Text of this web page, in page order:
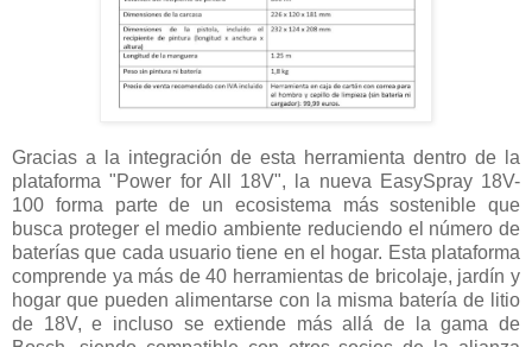
Gracias a la integración de esta herramienta dentro de la
plataforma "Power for All 18V", la nueva EasySpray 18V-
100 forma parte de un ecosistema más sostenible que
busca proteger el medio ambiente reduciendo el número de
baterías que cada usuario tiene en el hogar. Esta plataforma
comprende ya más de 40 herramientas de bricolaje, jardín y
hogar que pueden alimentarse con la misma batería de litio
de 18V, e incluso se extiende más allá de la gama de